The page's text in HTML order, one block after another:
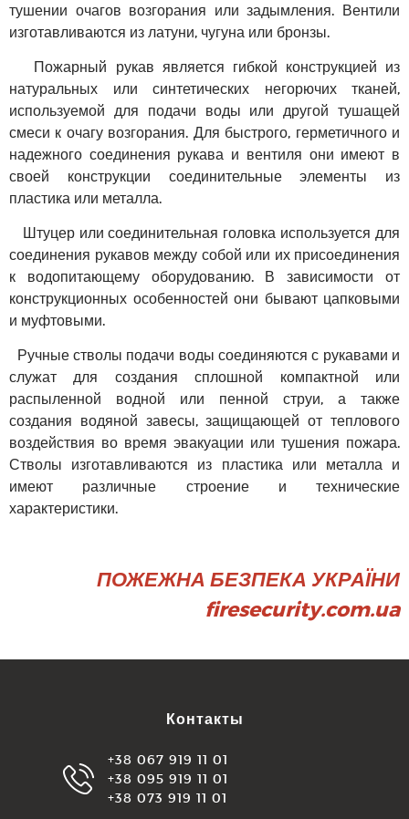
тушении очагов возгорания или задымления. Вентили
изготавливаются из латуни, чугуна или бронзы.
Пожарный рукав является гибкой конструкцией из
натуральных или синтетических негорючих тканей,
используемой для подачи воды или другой тушащей
смеси к очагу возгорания. Для быстрого, герметичного и
надежного соединения рукава и вентиля они имеют в
своей конструкции соединительные элементы из
пластика или металла.
Штуцер или соединительная головка используется для
соединения рукавов между собой или их присоединения
к водопитающему оборудованию. В зависимости от
конструкционных особенностей они бывают цапковыми
и муфтовыми.
Ручные стволы подачи воды соединяются с рукавами и
служат для создания сплошной компактной или
распыленной водной или пенной струи, а также
создания водяной завесы, защищающей от теплового
воздействия во время эвакуации или тушения пожара.
Стволы изготавливаются из пластика или металла и
имеют различные строение и технические
характеристики.
ПОЖЕЖНА БЕЗПЕКА УКРАЇНИ
firesecurity.com.ua
Контакты
+38 067 919 11 01
+38 095 919 11 01
+38 073 919 11 01